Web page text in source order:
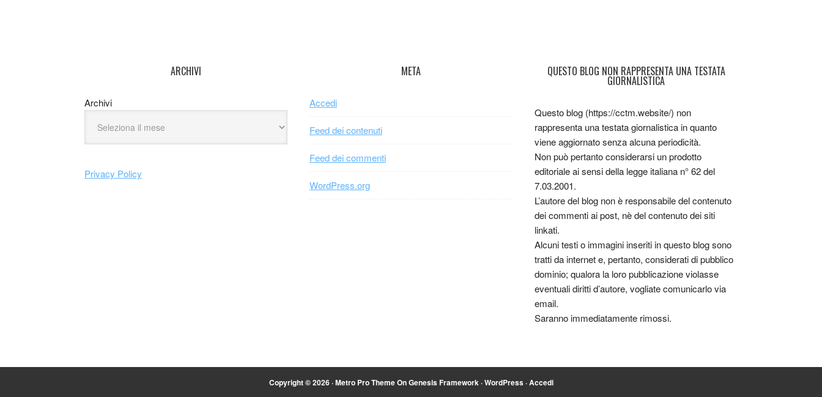
ARCHIVI
Archivi
Privacy Policy
META
Accedi
Feed dei contenuti
Feed dei commenti
WordPress.org
QUESTO BLOG NON RAPPRESENTA UNA TESTATA
GIORNALISTICA
Questo blog (https://cctm.website/) non
rappresenta una testata giornalistica in quanto
viene aggiornato senza alcuna periodicità.
Non può pertanto considerarsi un prodotto
editoriale ai sensi della legge italiana n° 62 del
7.03.2001.
L’autore del blog non è responsabile del contenuto
dei commenti ai post, nè del contenuto dei siti
linkati.
Alcuni testi o immagini inseriti in questo blog sono
tratti da internet e, pertanto, considerati di pubblico
dominio; qualora la loro pubblicazione violasse
eventuali diritti d’autore, vogliate comunicarlo via
email.
Saranno immediatamente rimossi.
Copyright © 2026 ·Metro Pro ThemeOnGenesis Framework·WordPress·Accedi